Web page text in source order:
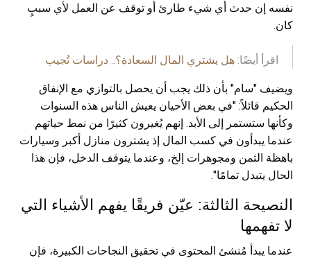
نفسه إن حدث أي شيء طارئ أو توقف عن العمل لأي سببٍ
كان.
اقرأ أيضًا: هل يشتري المال السعادة؟.. دراسات تُجيب
ويضيف "سام" بأن ذلك يجب أن يحصل بالتوازي مع الإنفاق
الحكيم قائلاً: "في بعض الأحيان يعيش الناس هذه السنوات
وكأنها ستستمر إلى الأبد. إنهم يُغيرون كثيرًا من نمط حياتهم
عندما يبدأون في كسب المال إذ يشترون منازل أكبر وسيارات
باهظة الثمن ومجوهرات إلخ، وعندما يتوقف الدخل، فإن هذا
الحال يتبدل تمامًا".
النصيحة الثالثة: عيّن فريقًا يفهم الأشياء التي
لا تفهمها
عندما يبدأ مُنشئ المحتوى في تحقيق النجاحات الكبيرة، فإن